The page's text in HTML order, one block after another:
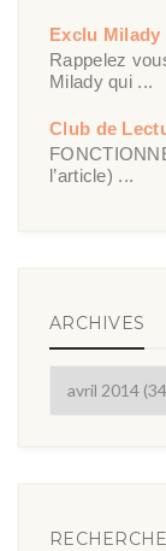
Exclu Milady
Rappelez
Milady qui ...
Club de
l’article) ...
ARCHIVES